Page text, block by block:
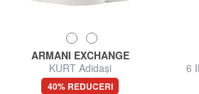
ARMANI EXCHANGE
KURT Adidași
40% REDUCERI
6